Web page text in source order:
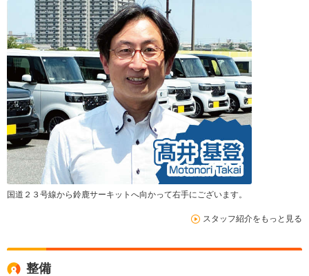
国道２３号線から鈴鹿サーキットへ向かって右手にございます。
スタッフ紹介をもっと見る
整備